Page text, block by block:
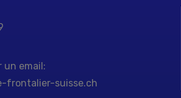
un email:
frontalier-suisse.ch